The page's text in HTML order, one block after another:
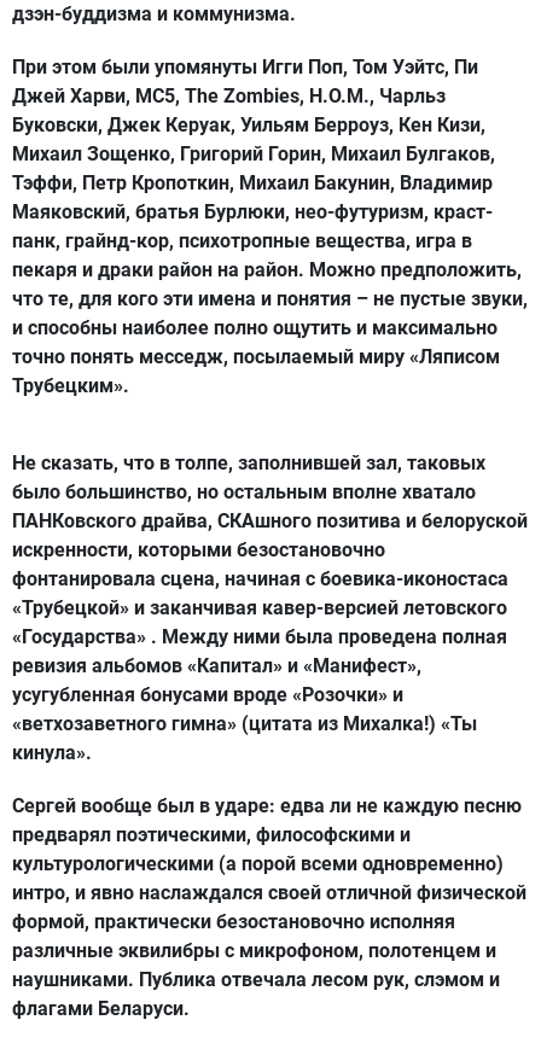
дзэн-буддизма и коммунизма.
При этом были упомянуты Игги Поп, Том Уэйтс, Пи
Джей Харви, MC5, The Zombies, Н.О.М., Чарльз
Буковски, Джек Керуак, Уильям Берроуз, Кен Кизи,
Михаил Зощенко, Григорий Горин, Михаил Булгаков,
Тэффи, Петр Кропоткин, Михаил Бакунин, Владимир
Маяковский, братья Бурлюки, нео-футуризм, краст-
панк, грайнд-кор, психотропные вещества, игра в
пекаря и драки район на район. Можно предположить,
что те, для кого эти имена и понятия – не пустые звуки,
и способны наиболее полно ощутить и максимально
точно понять месседж, посылаемый миру «Ляписом
Трубецким».
Не сказать, что в толпе, заполнившей зал, таковых
было большинство, но остальным вполне хватало
ПАНКовского драйва, СКАшного позитива и белоруской
искренности, которыми безостановочно
фонтанировала сцена, начиная с боевика-иконостаса
«Трубецкой» и заканчивая кавер-версией летовского
«Государства» . Между ними была проведена полная
ревизия альбомов «Капитал» и «Манифест»,
усугубленная бонусами вроде «Розочки» и
«ветхозаветного гимна» (цитата из Михалка!) «Ты
кинула».
Сергей вообще был в ударе: едва ли не каждую песню
предварял поэтическими, философскими и
культурологическими (а порой всеми одновременно)
интро, и явно наслаждался своей отличной физической
формой, практически безостановочно исполняя
различные эквилибры с микрофоном, полотенцем и
наушниками. Публика отвечала лесом рук, слэмом и
флагами Беларуси.